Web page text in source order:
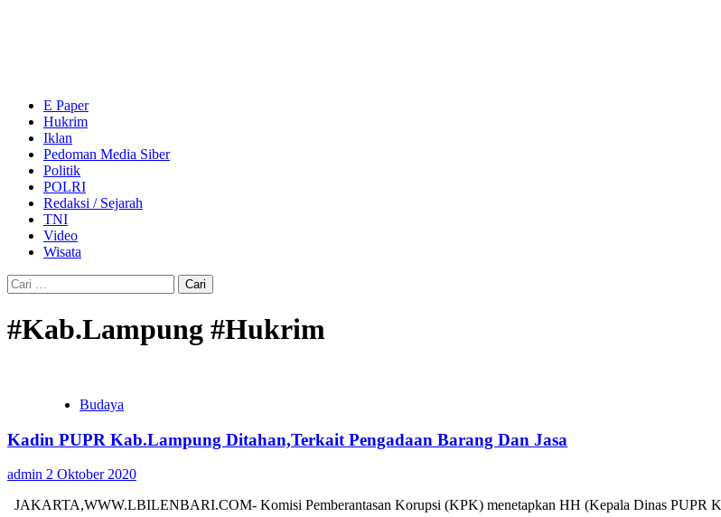
E Paper
Hukrim
Iklan
Pedoman Media Siber
Politik
POLRI
Redaksi / Sejarah
TNI
Video
Wisata
Cari
untuk:
#Kab.Lampung #Hukrim
Budaya
Kadin PUPR Kab.Lampung Ditahan,Terkait Pengadaan Barang Dan Jasa
admin 2 Oktober 2020
JAKARTA,WWW.LBILENBARI.COM- Komisi Pemberantasan Korupsi (KPK) menetapkan HH (Kepala Dinas PUPR